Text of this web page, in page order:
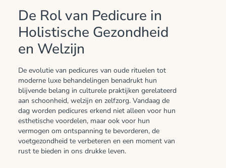
De Rol van Pedicure in
Holistische Gezondheid
en Welzijn
De evolutie van pedicures van oude rituelen tot
moderne luxe behandelingen benadrukt hun
blijvende belang in culturele praktijken gerelateerd
aan schoonheid, welzijn en zelfzorg. Vandaag de
dag worden pedicures erkend niet alleen voor hun
esthetische voordelen, maar ook voor hun
vermogen om ontspanning te bevorderen, de
voetgezondheid te verbeteren en een moment van
rust te bieden in ons drukke leven.